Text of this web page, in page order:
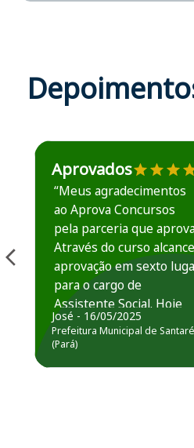
Estudante José recomenda o
Aprovados
“Meus agradecimentos
ao Aprova Concursos
pela parceria que
Através do curso
aprovação em sexto
para o cargo de
Assistente Social. Hoje
estou atuando na
Prefeitura de Santarém.
José - 16/05/2025
Prefeitura Municipal de
(Pará)